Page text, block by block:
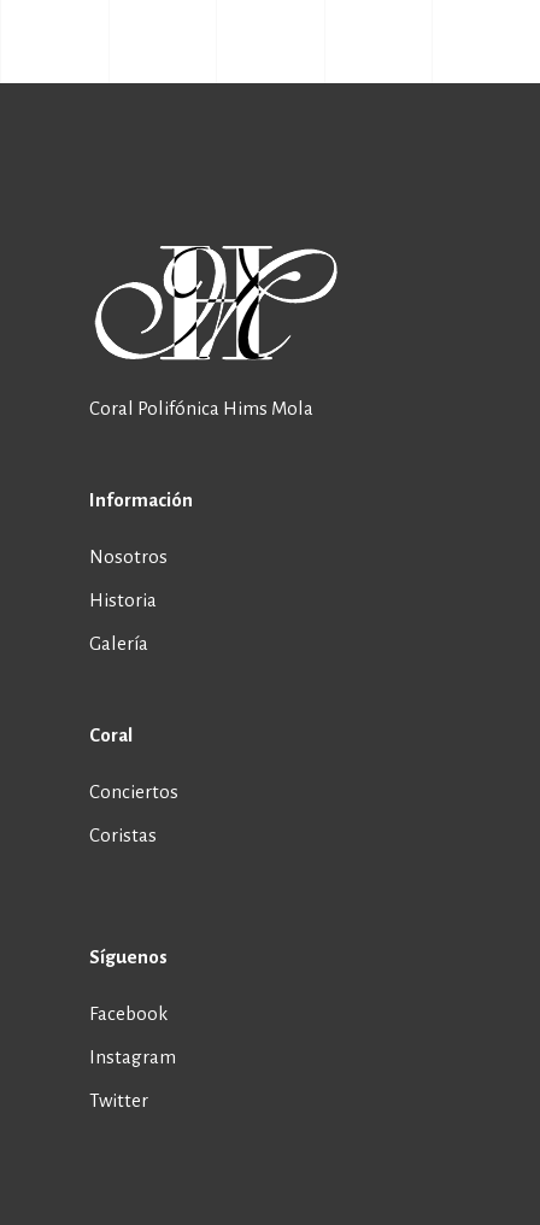
Coral Polifónica Hims Mola
Información
Nosotros
Historia
Galería
Coral
Conciertos
Coristas
Síguenos
Facebook
Instagram
Twitter